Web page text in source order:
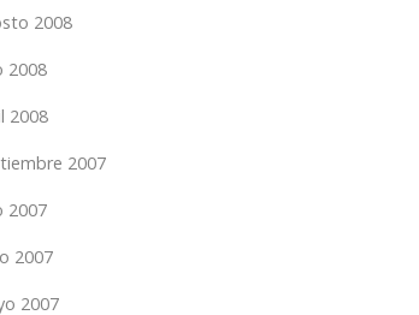
2008
2008
2008
2007
2007
2007
2007